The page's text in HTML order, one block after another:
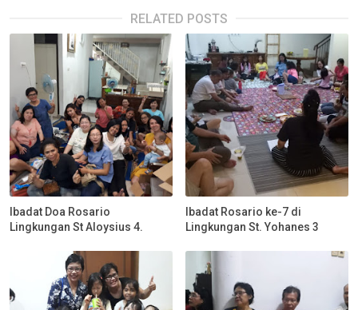
RELATED POSTS
Ibadat Doa Rosario
Lingkungan St Aloysius 4.
Ibadat Rosario ke-7 di
Lingkungan St. Yohanes 3